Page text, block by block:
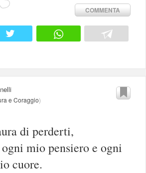
COMMENTA
e Coraggio)
di perderti,
mio pensiero e ogni
cuore.